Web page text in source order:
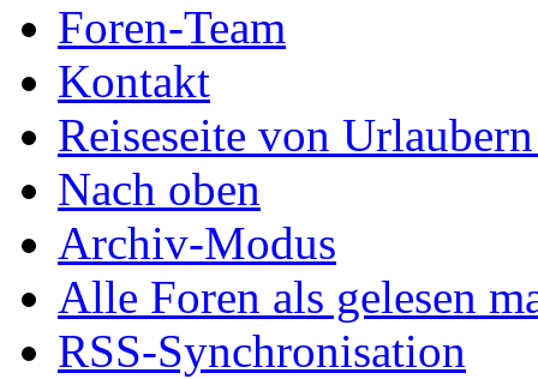
Foren-Team
Kontakt
Reiseseite von
Nach oben
Archiv-Modus
Alle Foren als gelesen
RSS-Synchronisation